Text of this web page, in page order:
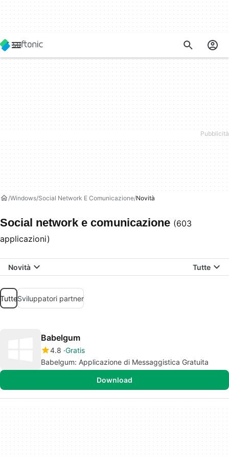
Windows Social Network E Comunicazione Novità
Social network e comunicazione (603
applicazioni)
Novità Tutte
TutteSviluppatori partner
Babelgum
4.8 Gratis
Babelgum: Applicazione di Messaggistica Gratuita
Download